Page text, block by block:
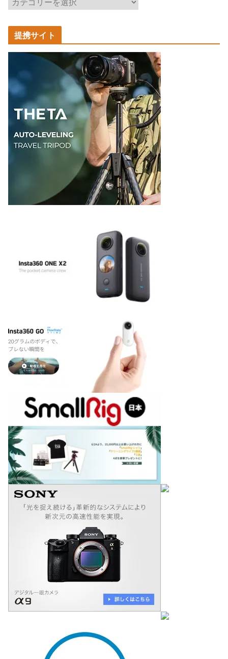
事
カ
テ
ゴ
ー
提携サイト